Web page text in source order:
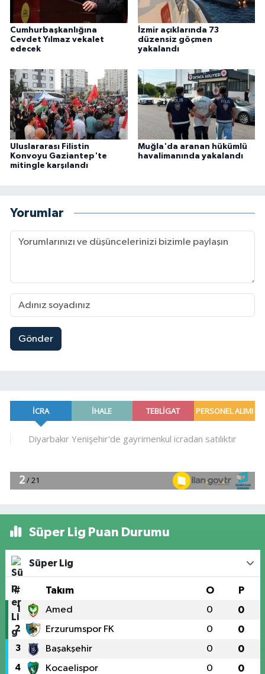
Cumhurbaşkanlığına
Cevdet Yılmaz vekalet
edecek
İzmir açıklarında 73
düzensiz göçmen
yakalandı
Uluslararası Filistin
Konvoyu Gaziantep'te
mitingle karşılandı
Muğla'da aranan hükümlü
havalimanında yakalandı
Yorumlar
Gönder
Süper Lig Puan Durumu
Süper Lig
# Takım O P
1 Amed 0 0
2 Erzurumspor FK 0 0
3 Başakşehir 0 0
4 Kocaelispor 0 0